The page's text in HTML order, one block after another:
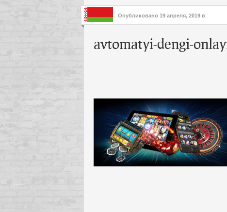
Опубликовано 19 апреля, 2019 в
avtomatyi-dengi-